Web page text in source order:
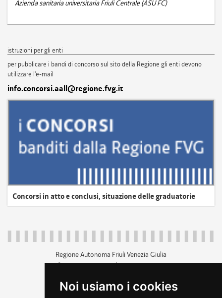
Noi usiamo i cookies
Azienda sanitaria universitaria Friuli Centrale (ASU FC)
istruzioni per gli enti
per pubblicare i bandi di concorso sul sito della Regione gli enti devono
utilizzare l'e-mail
info.concorsi.aall@regione.fvg.it
Concorsi in atto e conclusi, situazione delle graduatorie
Regione Autonoma Friuli Venezia Giulia
c.f. 80014930327; p.iva 00526040324
+39 040 3771111